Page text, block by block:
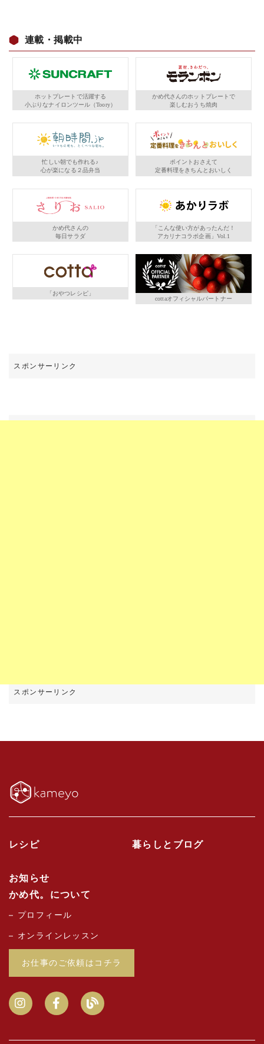
連載・掲載中
ホットプレートで活躍する
小ぶりなナイロンツール（Toory）
かめ代さんのホットプレートで
楽しむおうち焼肉
忙しい朝でも作れる♪
心が楽になる２品弁当
ポイントおさえて
定番料理をきちんとおいしく
かめ代さんの
毎日サラダ
「こんな使い方があったんだ！
アカリナコラボ企画」Vol.1
「おやつレシピ」
cottaオフィシャルパートナー
レシピ 暮らしとブログ
お知らせ
かめ代。について
プロフィール
オンラインレッスン
お仕事のご依頼はコチラ